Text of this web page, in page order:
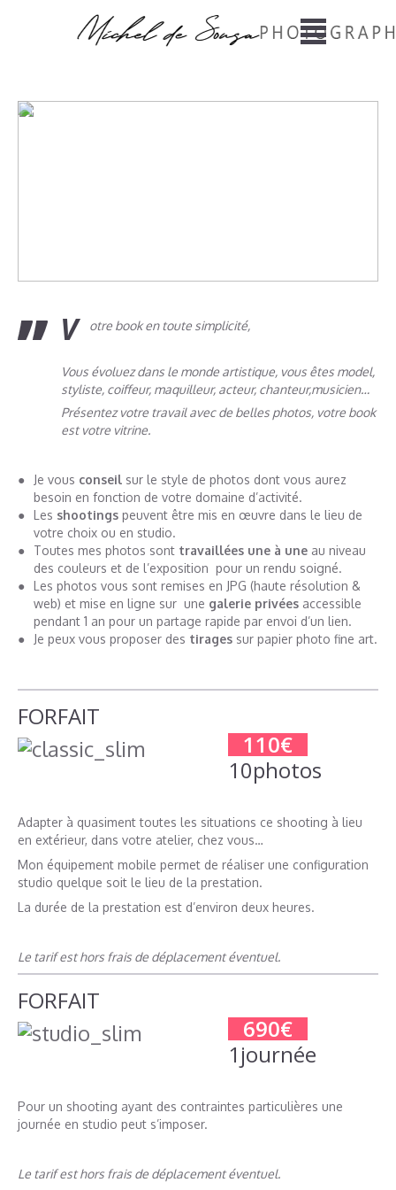
V otre book en toute simplicité,
Vous évoluez dans le monde artistique, vous êtes model,
styliste, coiffeur, maquilleur, acteur, chanteur,musicien…
Présentez votre travail avec de belles photos, votre book
est votre vitrine.
Je vous conseil sur le style de photos dont vous aurez
besoin en fonction de votre domaine d’activité.
Les shootings peuvent être mis en œuvre dans le lieu de
votre choix ou en studio.
Toutes mes photos sont travaillées une à une au niveau
des couleurs et de l’exposition pour un rendu soigné.
Les photos vous sont remises en JPG (haute résolution &
web) et mise en ligne sur une galerie privées accessible
pendant 1 an pour un partage rapide par envoi d’un lien.
Je peux vous proposer des tirages sur papier photo fine art.
FORFAIT
110€
10photos
Adapter à quasiment toutes les situations ce shooting à lieu
en extérieur, dans votre atelier, chez vous…
Mon équipement mobile permet de réaliser une configuration
studio quelque soit le lieu de la prestation.
La durée de la prestation est d’environ deux heures.
Le tarif est hors frais de déplacement éventuel.
FORFAIT
690€
1journée
Pour un shooting ayant des contraintes particulières une
journée en studio peut s’imposer.
Le tarif est hors frais de déplacement éventuel.